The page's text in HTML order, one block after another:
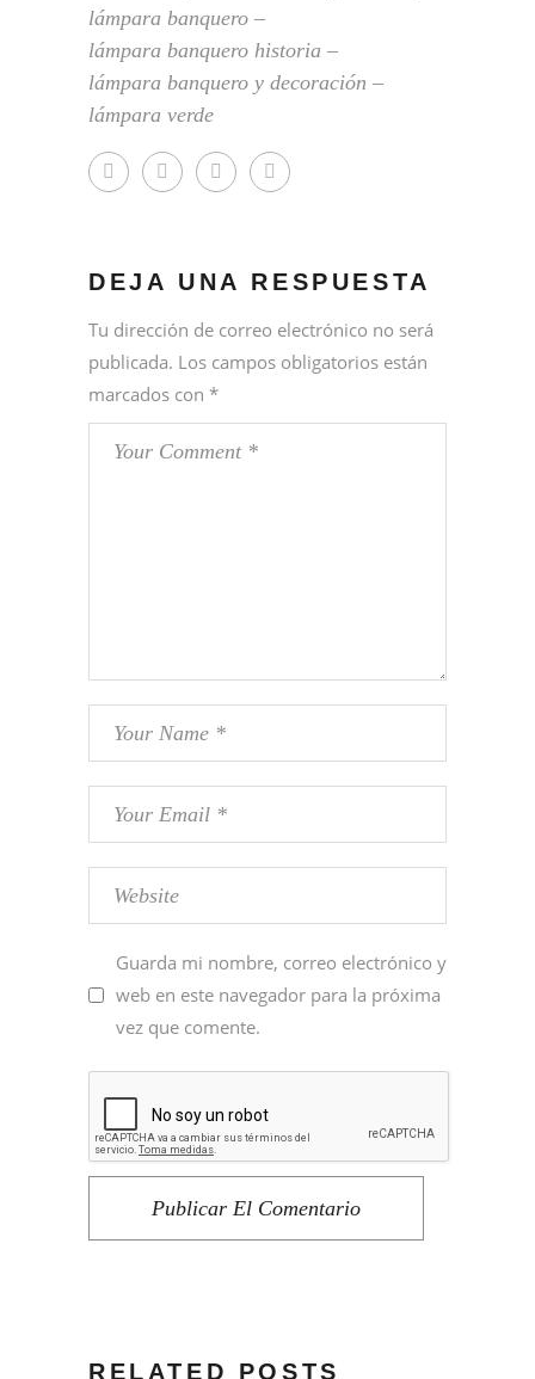
lámpara banquero ‒
lámpara banquero historia ‒
lámpara banquero y decoración ‒
lámpara verde
DEJA UNA RESPUESTA
Tu dirección de correo electrónico no será
publicada. Los campos obligatorios están
marcados con *
Guarda mi nombre, correo electrónico y
web en este navegador para la próxima
vez que comente.
Publicar El Comentario
RELATED POSTS